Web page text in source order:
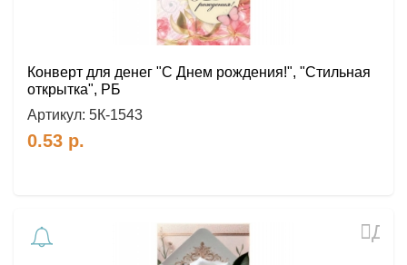
Конверт для денег "С Днем рождения!", "Стильная
открытка", РБ
Артикул: 5К-1543
0.53 р.